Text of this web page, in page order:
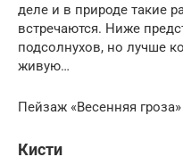
деле и в природе такие
встречаются. Ниже
подсолнухов, но лучше
живую…
Пейзаж «Весенняя гроза»
Кисти